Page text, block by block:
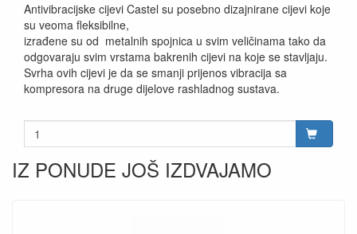
Antivibracijske cijevi Castel su posebno dizajnirane cijevi koje
su veoma fleksibilne,
izrađene su od metalnih spojnica u svim veličinama tako da
odgovaraju svim vrstama bakrenih cijevi na koje se stavljaju.
Svrha ovih cijevi je da se smanji prijenos vibracija sa
kompresora na druge dijelove rashladnog sustava.
IZ PONUDE JOŠ IZDVAJAMO